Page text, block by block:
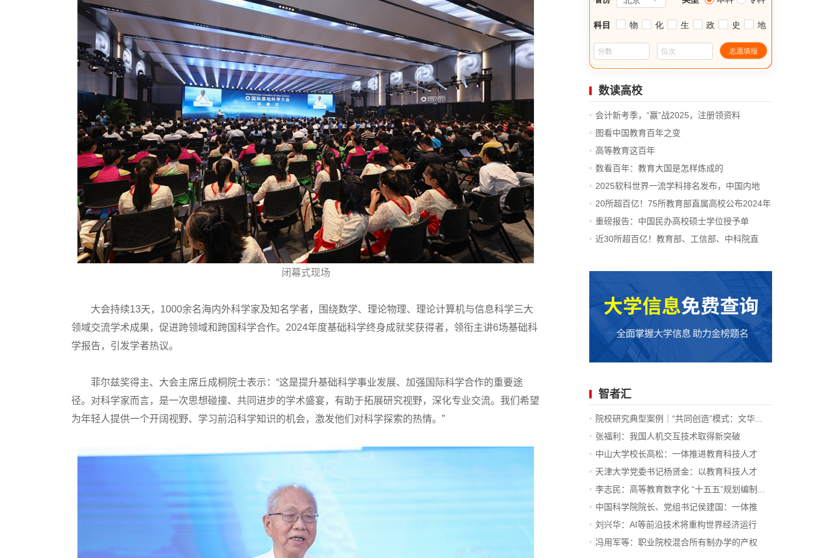
闭幕式现场
大会持续13天，1000余名海内外科学家及知名学者，围绕数学、理论物理、理论计算机与信息科学三大
领域交流学术成果，促进跨领域和跨国科学合作。2024年度基础科学终身成就奖获得者，领衔主讲6场基础科
学报告，引发学者热议。
菲尔兹奖得主、大会主席丘成桐院士表示：“这是提升基础科学事业发展、加强国际科学合作的重要途
径。对科学家而言，是一次思想碰撞、共同进步的学术盛宴，有助于拓展研究视野，深化专业交流。我们希望
为年轻人提供一个开阔视野、学习前沿科学知识的机会，激发他们对科学探索的热情。”
数读高校
会计新考季，“赢”战2025，注册领资料
图看中国教育百年之变
高等教育这百年
数看百年：教育大国是怎样炼成的
2025软科世界一流学科排名发布，中国内地
14...
20所超百亿！75所教育部直属高校公布2024年
决算
重磅报告：中国民办高校硕士学位授予单
位、...
近30所超百亿！教育部、工信部、中科院直
智者汇
院校研究典型案例｜“共同创造”模式：文华...
张福利：我国人机交互技术取得新突破
中山大学校长高松：一体推进教育科技人才
发...
天津大学党委书记杨贤金：以教育科技人才
一...
李志民：高等教育数字化 “十五五”规划编制...
中国科学院院长、党组书记侯建国：一体推
进...
刘兴华：AI等前沿技术将重构世界经济运行
底...
冯用军等：职业院校混合所有制办学的产权